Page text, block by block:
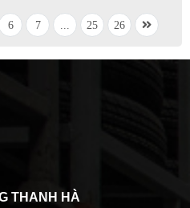
6 7 25 26
THANH HÀ